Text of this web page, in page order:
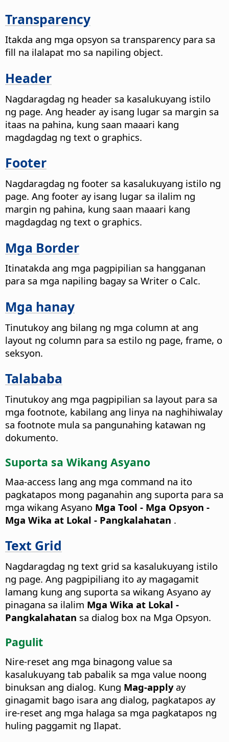
Transparency
Itakda ang mga opsyon sa transparency para sa
fill na ilalapat mo sa napiling object.
Header
Nagdaragdag ng header sa kasalukuyang istilo
ng page. Ang header ay isang lugar sa margin sa
itaas na pahina, kung saan maaari kang
magdagdag ng text o graphics.
Footer
Nagdaragdag ng footer sa kasalukuyang istilo ng
page. Ang footer ay isang lugar sa ilalim ng
margin ng pahina, kung saan maaari kang
magdagdag ng text o graphics.
Mga Border
Itinatakda ang mga pagpipilian sa hangganan
para sa mga napiling bagay sa Writer o Calc.
Mga hanay
Tinutukoy ang bilang ng mga column at ang
layout ng column para sa estilo ng page, frame, o
seksyon.
Talababa
Tinutukoy ang mga pagpipilian sa layout para sa
mga footnote, kabilang ang linya na naghihiwalay
sa footnote mula sa pangunahing katawan ng
dokumento.
Suporta sa Wikang Asyano
Maa-access lang ang mga command na ito
pagkatapos mong paganahin ang suporta para sa
mga wikang Asyano Mga Tool - Mga Opsyon -
Mga Wika at Lokal - Pangkalahatan .
Text Grid
Nagdaragdag ng text grid sa kasalukuyang istilo
ng page. Ang pagpipiliang ito ay magagamit
lamang kung ang suporta sa wikang Asyano ay
pinagana sa ilalim Mga Wika at Lokal -
Pangkalahatan sa dialog box na Mga Opsyon.
Pagulit
Nire-reset ang mga binagong value sa
kasalukuyang tab pabalik sa mga value noong
binuksan ang dialog. Kung Mag-applyay
ginagamit bago isara ang dialog, pagkatapos ay
ire-reset ang mga halaga sa mga pagkatapos ng
huling paggamit ng Ilapat.